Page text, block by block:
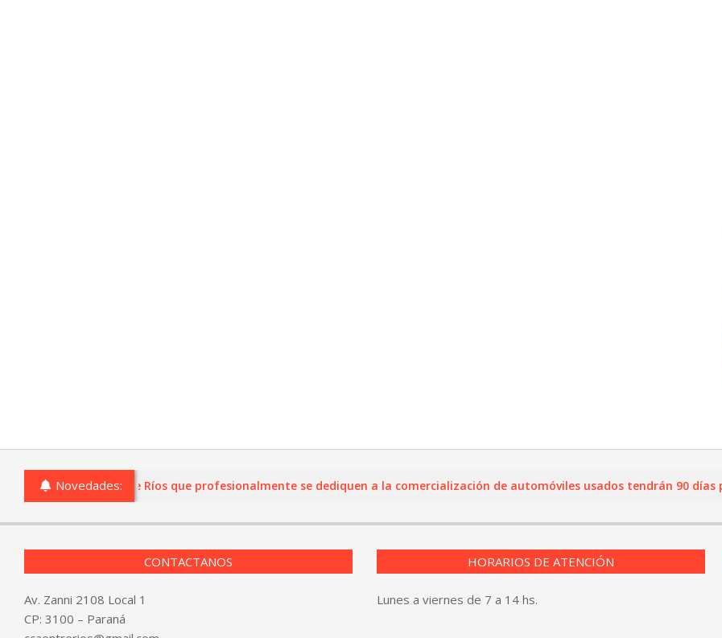
Novedades:
o comercios de Entre Ríos que profesionalmente se dediquen a la comercialización de automóviles usados tendrán 90 días
CONTACTANOS
Av. Zanni 2108 Local 1
CP: 3100 – Paraná
HORARIOS DE ATENCIÓN
Lunes a viernes de 7 a 14 hs.